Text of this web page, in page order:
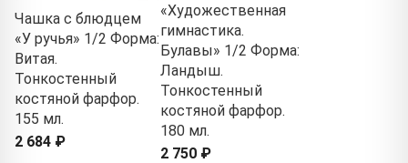
Чашка с блюдцем
«У ручья» 1/2 Форма:
Витая.
Тонкостенный
костяной фарфор.
155 мл.
2 684 ₽
«Художественная
гимнастика.
Булавы» 1/2 Форма:
Ландыш.
Тонкостенный
костяной фарфор.
180 мл.
2 750 ₽